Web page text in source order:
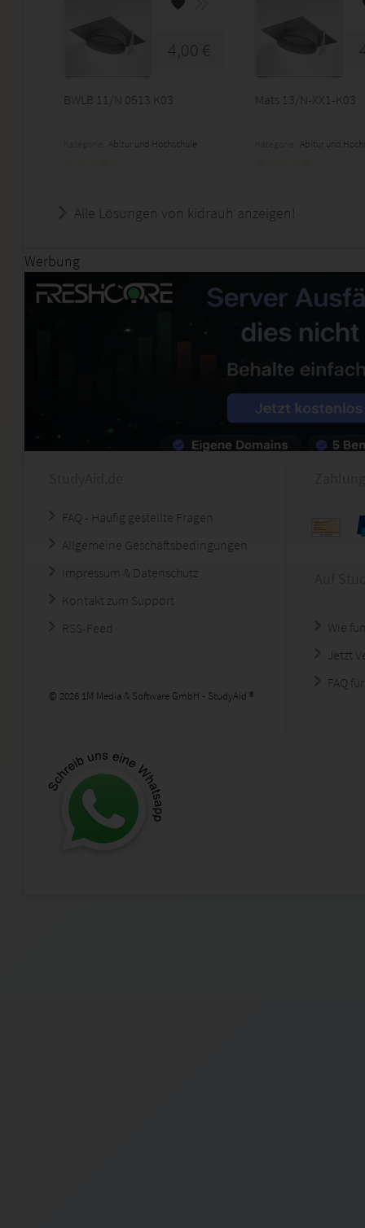
4,00 €
BWLB 11/N 0513 K03
Abitur und Hochschule
Mats 13/N-XX1-K03
Abitur und
Alle Lösungen von kidrauh anzeigen!
Werbung
FAQ - Häufig gestellte Fragen
Allgemeine Geschäftsbedingungen
Impressum & Datenschutz
Kontakt zum Support
RSS-Feed
© 2026 1M Media & Software GmbH - StudyAid ®
Wie
Jetzt
FAQ